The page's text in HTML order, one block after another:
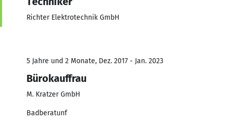
Richter Elektrotechnik GmbH
5 Jahre und 2 Monate, Dez. 2017 - Jan. 2023
Bürokauffrau
M. Kratzer GmbH
Badberatunf